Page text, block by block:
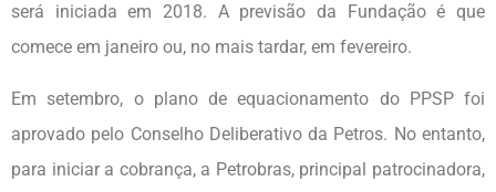
será iniciada em 2018. A previsão da Fundação é que
comece em janeiro ou, no mais tardar, em fevereiro.
Em setembro, o plano de equacionamento do PPSP foi
aprovado pelo Conselho Deliberativo da Petros. No entanto,
para iniciar a cobrança, a Petrobras, principal patrocinadora,